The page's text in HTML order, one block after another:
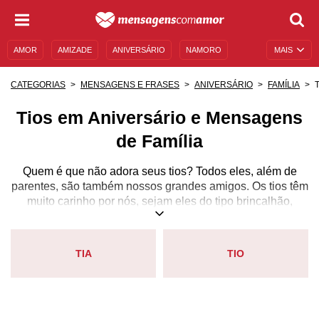
MAIS
AMOR AMIZADE ANIVERSÁRIO NAMORO
CATEGORIAS MENSAGENS E FRASES ANIVERSÁRIO FAMÍLIA
Tios em Aniversário e Mensagens
de Família
Quem é que não adora seus tios? Todos eles, além de
parentes, são também nossos grandes amigos. Os tios têm
muito carinho por nós, sejam eles do tipo brincalhão,
engraçado e piadista, ou dos mais sérios e reservados,
TIA TIO